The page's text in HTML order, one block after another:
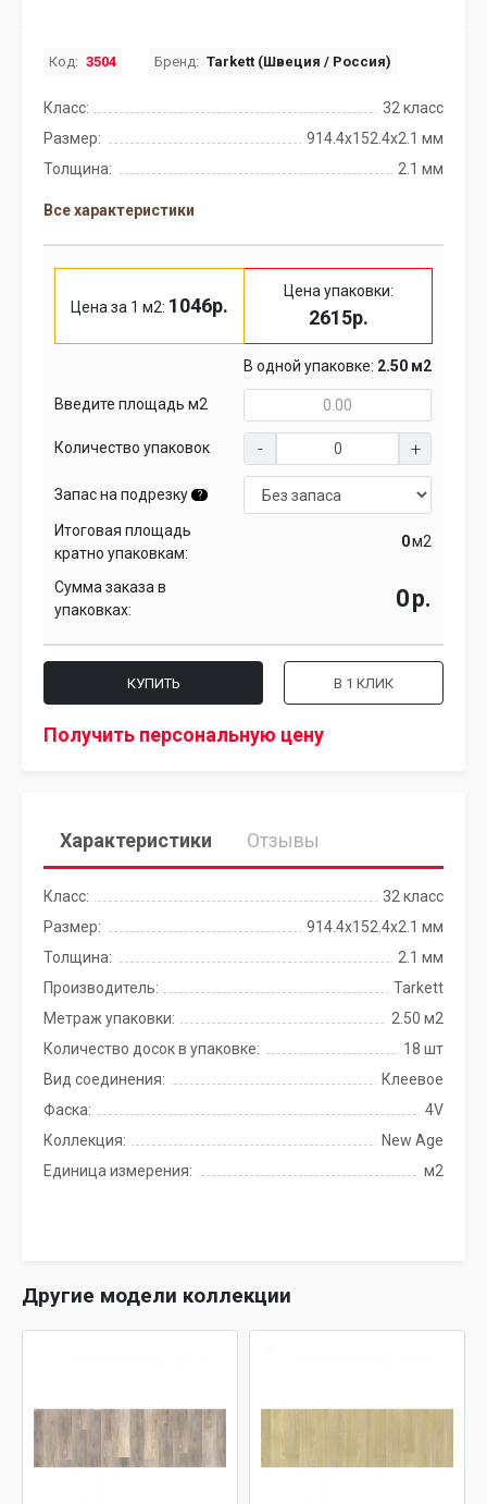
Код: 3504 Бренд: Tarkett (Швеция / Россия)
Класс:
32 класс
Размер:
914.4x152.4х2.1 мм
Толщина:
2.1 мм
Все характеристики
Цена за 1 м2: 1046р.
Цена упаковки:
2615р.
В одной упаковке: 2.50 м2
Введите площадь м2
Количество упаковок
Запас на подрезку ?
Итоговая площадь
кратно упаковкам:
м2
Сумма заказа в
упаковках:
р.
КУПИТЬ В 1 КЛИК
Получить персональную цену
Характеристики Отзывы
Класс:
32 класс
Размер:
914.4x152.4х2.1 мм
Толщина:
2.1 мм
Производитель:
Tarkett
Метраж упаковки:
2.50 м2
Количество досок в упаковке:
18 шт
Вид соединения:
Клеевое
Фаска:
4V
Коллекция:
New Age
Единица измерения:
м2
Другие модели коллекции